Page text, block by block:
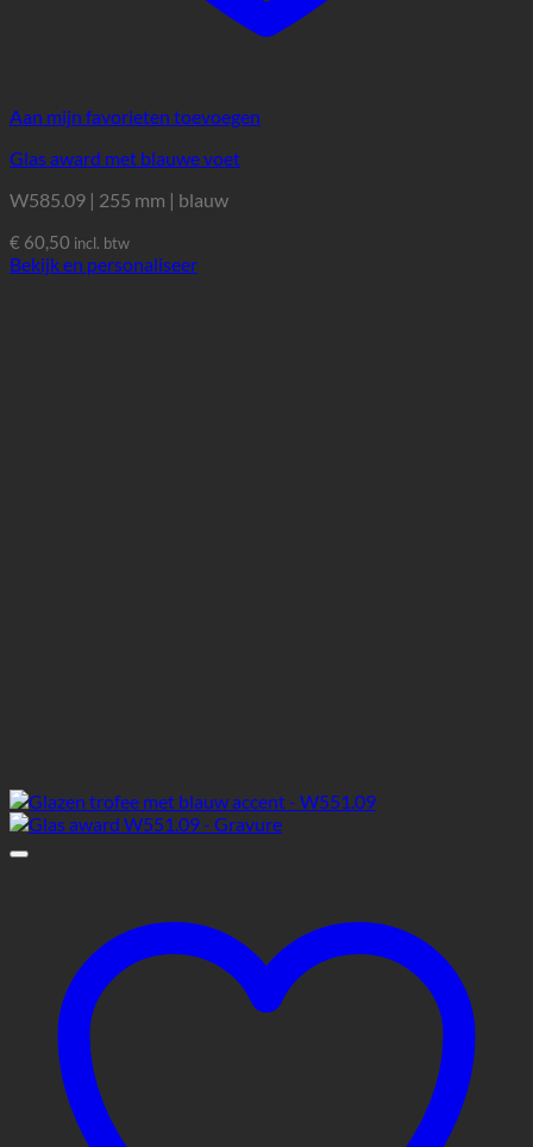
Aan mijn favorieten toevoegen
Glas award met blauwe voet
W585.09 | 255 mm | blauw
€ 60,50 incl. btw
Bekijk en personaliseer